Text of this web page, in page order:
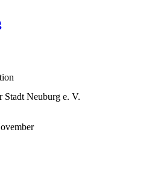
Stadt Neuburg e. V.